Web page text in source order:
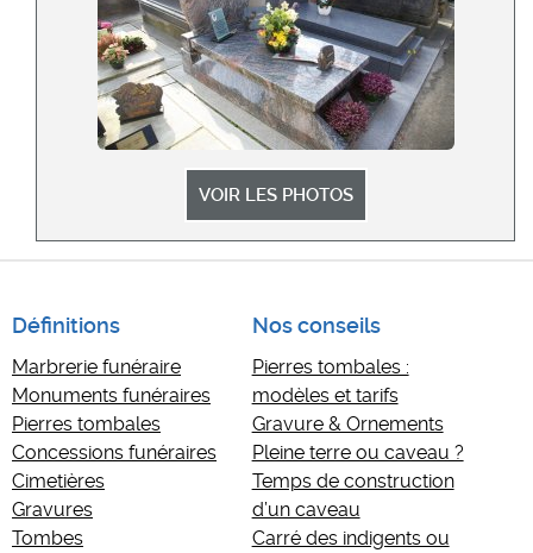
VOIR LES PHOTOS
Définitions
Marbrerie funéraire
Monuments funéraires
Pierres tombales
Concessions funéraires
Cimetières
Gravures
Tombes
Nos conseils
Pierres tombales :
modèles et tarifs
Gravure & Ornements
Pleine terre ou caveau ?
Temps de construction
d’un caveau
Carré des indigents ou